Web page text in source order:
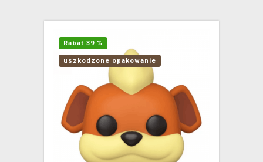
XZONE KLUB
Rabat 39 %
uszkodzone opakowanie